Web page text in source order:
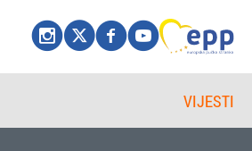
VIJESTI